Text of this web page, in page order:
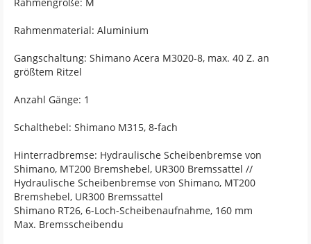
Rahmenmaterial: Aluminium
Gangschaltung: Shimano Acera M3020-8, max. 40 Z. an
größtem Ritzel
Anzahl Gänge: 1
Schalthebel: Shimano M315, 8-fach
Hinterradbremse: Hydraulische Scheibenbremse von
Shimano, MT200 Bremshebel, UR300 Bremssattel //
Hydraulische Scheibenbremse von Shimano, MT200
Bremshebel, UR300 Bremssattel
Shimano RT26, 6-Loch-Scheibenaufnahme, 160 mm
Max. Bremsscheibendu